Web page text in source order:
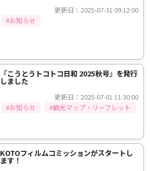
更新日：2025-07-31 09:12:00
#お知らせ
『こうとうトコトコ日和 2025秋号』を発行
しました
更新日：2025-07-01 11:30:00
#お知らせ
#観光マップ・リーフレット
KOTOフィルムコミッションがスタートし
ます！